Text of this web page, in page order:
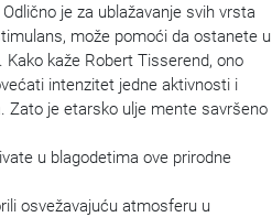
je za ublažavanje svih vrsta
može pomoći da ostanete u
kaže Robert Tisserend, ono
intenzitet jedne aktivnosti i
Zato je etarsko ulje mente savršeno
u blagodetima ove prirodne
osvežavajuću atmosferu u